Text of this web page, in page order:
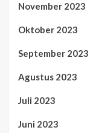
November 2023
Oktober 2023
September 2023
Agustus 2023
Juli 2023
Juni 2023